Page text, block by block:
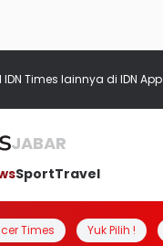
IDN Times lainnya di IDN App
JABAR
SportTravel
Times Yuk Pilih !